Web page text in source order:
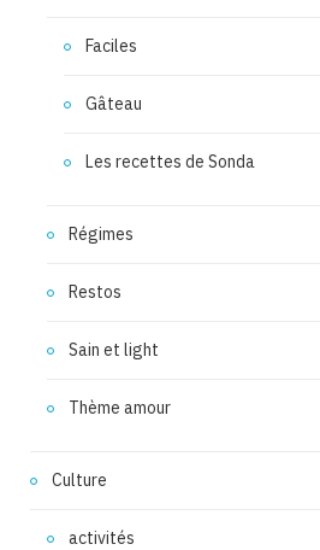
Faciles
Gâteau
Les recettes de Sonda
Régimes
Restos
Sain et light
Thème amour
Culture
activités